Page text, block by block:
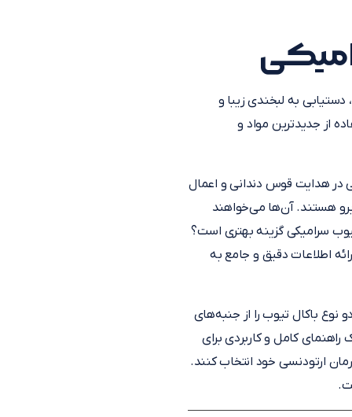
به لبخندی زیبا و
از جدیدترین مواد و
هدایت قوس دندانی و اعمال
هستند. آن‌ها می‌خواهند
سرامیکی گزینه بهتری است؟
اطلاعات دقیق و جامع به
نوع باکال تیوب را از جنبه‌های
کامل و کاربردی برای
ارتودنسی خود انتخاب کنند.